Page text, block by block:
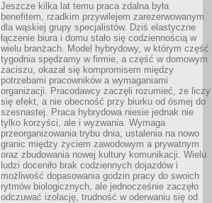
Jeszcze kilka lat temu praca zdalna była
benefitem, rzadkim przywilejem zarezerwowanym
dla wąskiej grupy specjalistów. Dziś elastyczne
łączenie biura i domu stało się codziennością w
wielu branżach. Model hybrydowy, w którym część
tygodnia spędzamy w firmie, a część w domowym
zaciszu, okazał się kompromisem między
potrzebami pracowników a wymaganiami
organizacji. Pracodawcy zaczęli rozumieć, że liczy
się efekt, a nie obecność przy biurku od ósmej do
szesnastej. Praca hybrydowa niesie jednak nie
tylko korzyści, ale i wyzwania. Wymaga
przeorganizowania trybu dnia, ustalenia na nowo
granic między życiem zawodowym a prywatnym
oraz zbudowania nowej kultury komunikacji. Wielu
ludzi doceniło brak codziennych dojazdów i
możliwość dopasowania godzin pracy do swoich
rytmów biologicznych, ale jednocześnie zaczęło
odczuwać izolację, trudność w oderwaniu się od